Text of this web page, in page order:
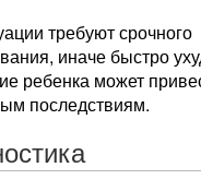
требуют срочного
иначе быстро
ребенка может
последствиям.